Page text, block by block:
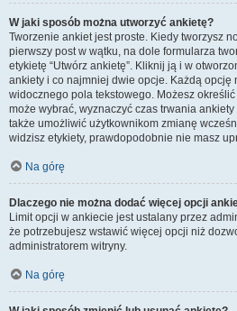
W jaki sposób można utworzyć ankietę?
Tworzenie ankiet jest proste. Kiedy tworzysz
pierwszy post w wątku, na dole formularza
etykietę “Utwórz ankietę”. Kliknij ją i w
ankiety i co najmniej dwie opcje. Każdą opcję
widocznego pola tekstowego. Możesz
może wybrać, wyznaczyć czas trwania
także umożliwić użytkownikom zmianę
widzisz etykiety, prawdopodobnie nie masz
Na górę
Dlaczego nie można dodać więcej opcji
Limit opcji w ankiecie jest ustalany przez
że potrzebujesz wstawić więcej opcji niż
administratorem witryny.
Na górę